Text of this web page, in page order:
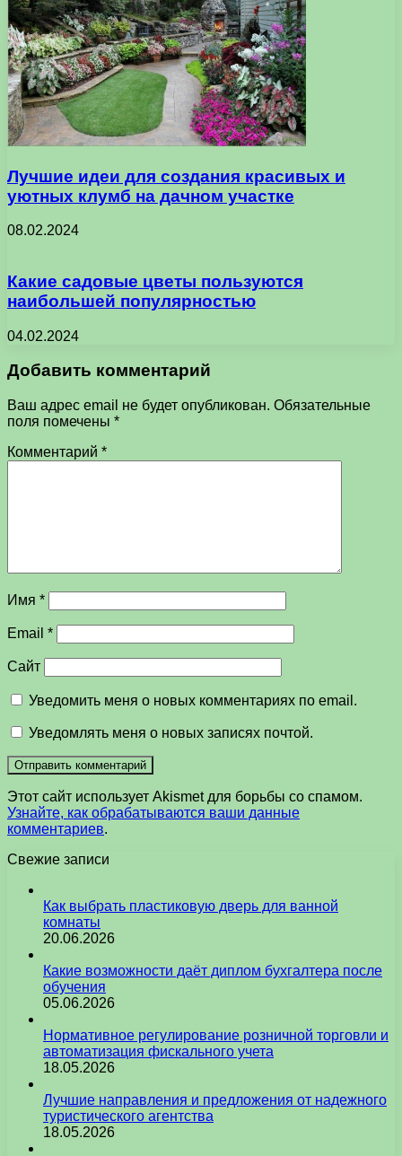
Лучшие идеи для создания красивых и
уютных клумб на дачном участке
08.02.2024
Какие садовые цветы пользуются
наибольшей популярностью
04.02.2024
Добавить комментарий
Ваш адрес email не будет опубликован. Обязательные
поля помечены *
Комментарий *
Имя *
Email *
Сайт
Уведомить меня о новых комментариях по email.
Уведомлять меня о новых записях почтой.
Этот сайт использует Akismet для борьбы со спамом.
Узнайте, как обрабатываются ваши данные
комментариев.
Свежие записи
Как выбрать пластиковую дверь для ванной
комнаты
20.06.2026
Какие возможности даёт диплом бухгалтера после
обучения
05.06.2026
Нормативное регулирование розничной торговли и
автоматизация фискального учета
18.05.2026
Лучшие направления и предложения от надежного
туристического агентства
18.05.2026